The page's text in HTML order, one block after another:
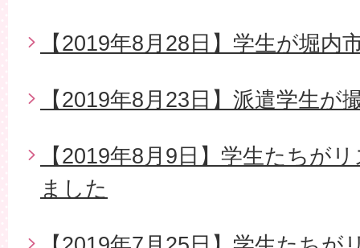
【2019年8月28日】学生が堀内
【2019年8月23日】派遣学生が
【2019年8月9日】学生たちが
ました